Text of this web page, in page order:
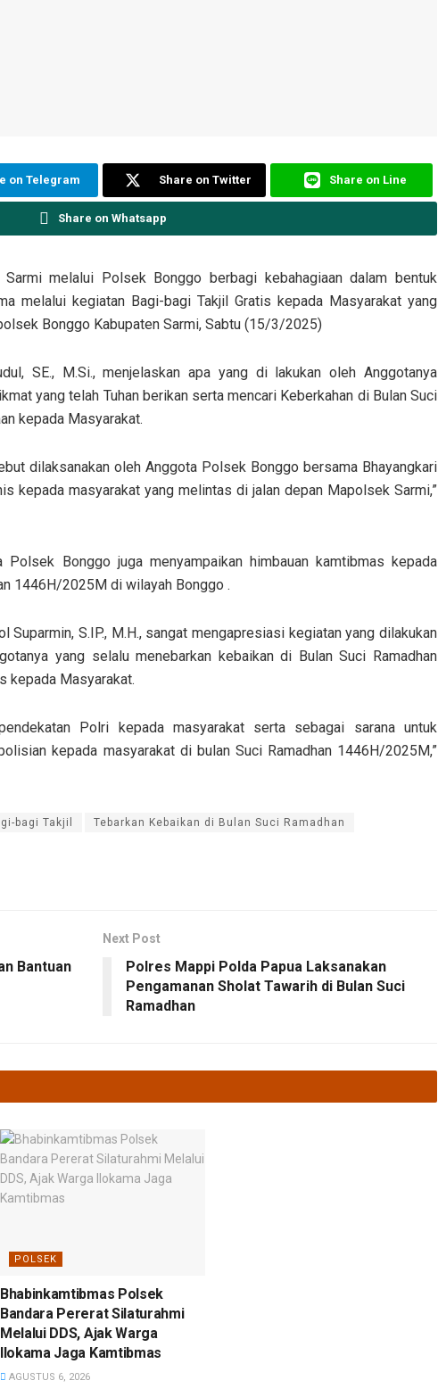
on Telegram Share on Twitter Share on Line
Share on Whatsapp
melalui Polsek Bonggo berbagi kebahagiaan dalam bentuk
melalui kegiatan Bagi-bagi Takjil Gratis kepada Masyarakat yang
Bonggo Kabupaten Sarmi, Sabtu (15/3/2025)
SE., M.Si., menjelaskan apa yang di lakukan oleh Anggotanya
yang telah Tuhan berikan serta mencari Keberkahan di Bulan Suci
kepada Masyarakat.
dilaksanakan oleh Anggota Polsek Bonggo bersama Bhayangkari
kepada masyarakat yang melintas di jalan depan Mapolsek Sarmi,”
Bonggo juga menyampaikan himbauan kamtibmas kepada
1446H/2025M di wilayah Bonggo .
Suparmin, S.IP., M.H., sangat mengapresiasi kegiatan yang dilakukan
yang selalu menebarkan kebaikan di Bulan Suci Ramadhan
kepada Masyarakat.
Polri kepada masyarakat serta sebagai sarana untuk
kepada masyarakat di bulan Suci Ramadhan 1446H/2025M,”
bagi Takjil Tebarkan Kebaikan di Bulan Suci Ramadhan
Bantuan
Next Post
Polres Mappi Polda Papua Laksanakan
Pengamanan Sholat Tawarih di Bulan Suci
Ramadhan
POLSEK
Bhabinkamtibmas Polsek
Bandara Pererat Silaturahmi
Melalui DDS, Ajak Warga
Ilokama Jaga Kamtibmas
AGUSTUS 6, 2026